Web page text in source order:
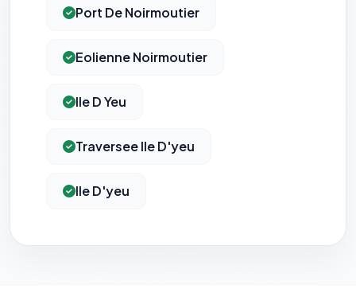
Port De Noirmoutier
Eolienne Noirmoutier
Ile D Yeu
Traversee Ile D'yeu
Ile D'yeu